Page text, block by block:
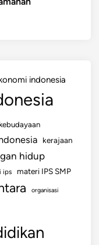
indonesia
kebudayaan
kerajaan
hidup
ips materi IPS SMP
organisasi